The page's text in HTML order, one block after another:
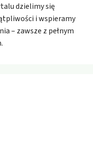
dzielimy się
i wspieramy
– zawsze z pełnym